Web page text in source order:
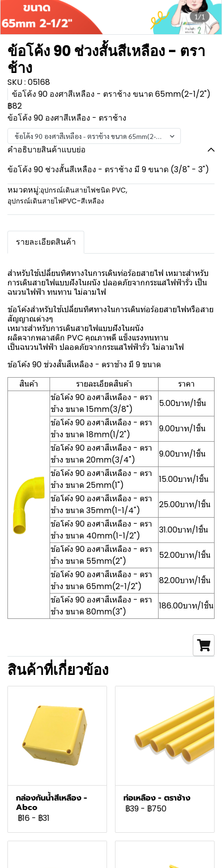
1/1
ข้อโค้ง 90 ช่วงสั้นสีเหลือง - ตรา
ช้าง
SKU : 05168
ข้อโค้ง 90 องศาสีเหลือง - ตราช้าง ขนาด 65mm(2-1/2")
฿82
ข้อโค้ง 90 องศาสีเหลือง - ตราช้าง
ข้อโค้ง 90 องศาสีเหลือง - ตราช้าง ขนาด 65mm(2-1/2")
คำอธิบายสินค้าแบบย่อ
ข้อโค้ง 90 ช่วงสั้นสีเหลือง - ตราช้าง มี 9 ขนาด (3/8" - 3")
หมวดหมู่:อุปกรณ์เดินสายไฟชนิด PVC,
อุปกรณ์เดินสายไฟPVC-สีเหลือง
รายละเอียดสินค้า
สำหรับใช้เปลี่ยนทิศทางในการเดินท่อร้อยสายไฟ เหมาะสำหรับ
การเดินสายไฟแบบฝังในผนัง ปลอดภัยจากกระแสไฟฟ้ารั่ว เป็น
ฉนวนไฟฟ้า ทนทาน ไม่ลามไฟ
ข้อโค้งสำหรับใช้เปลี่ยนทิศทางในการเดินท่อร้อยสายไฟหรือสาย
สัญญาณต่างๆ
เหมาะสำหรับการเดินสายไฟแบบฝังในผนัง
ผลิตจากพลาสติก PVC คุณภาพดี แข็งแรงทนทาน
เป็นฉนวนไฟฟ้า ปลอดภัยจากกระแสไฟฟ้ารั่ว ไม่ลามไฟ
ข้อโค้ง 90 ช่วงสั้นสีเหลือง - ตราช้าง มี 9 ขนาด
สินค้า
รายละเอียดสินค้า
ราคา
ข้อโค้ง 90 องศาสีเหลือง - ตรา
ช้าง ขนาด 15mm(3/8")
5.00บาท/1ชิ้น
ข้อโค้ง 90 องศาสีเหลือง - ตรา
ช้าง ขนาด 18mm(1/2")
9.00บาท/1ชิ้น
ข้อโค้ง 90 องศาสีเหลือง - ตรา
ช้าง ขนาด 20mm(3/4")
9.00บาท/1ชิ้น
ข้อโค้ง 90 องศาสีเหลือง - ตรา
ช้าง ขนาด 25mm(1")
15.00บาท/1ชิ้น
ข้อโค้ง 90 องศาสีเหลือง - ตรา
ช้าง ขนาด 35mm(1-1/4")
25.00บาท/1ชิ้น
ข้อโค้ง 90 องศาสีเหลือง - ตรา
ช้าง ขนาด 40mm(1-1/2")
31.00บาท/1ชิ้น
ข้อโค้ง 90 องศาสีเหลือง - ตรา
ช้าง ขนาด 55mm(2")
52.00บาท/1ชิ้น
ข้อโค้ง 90 องศาสีเหลือง - ตรา
ช้าง ขนาด 65mm(2-1/2")
82.00บาท/1ชิ้น
ข้อโค้ง 90 องศาสีเหลือง - ตรา
ช้าง ขนาด 80mm(3")
186.00บาท/1ชิ้น
สินค้าที่เกี่ยวข้อง
กล่องกันน้ำสีเหลือง -
Abco
฿16 - ฿31
ท่อเหลือง - ตราช้าง
฿39 - ฿750